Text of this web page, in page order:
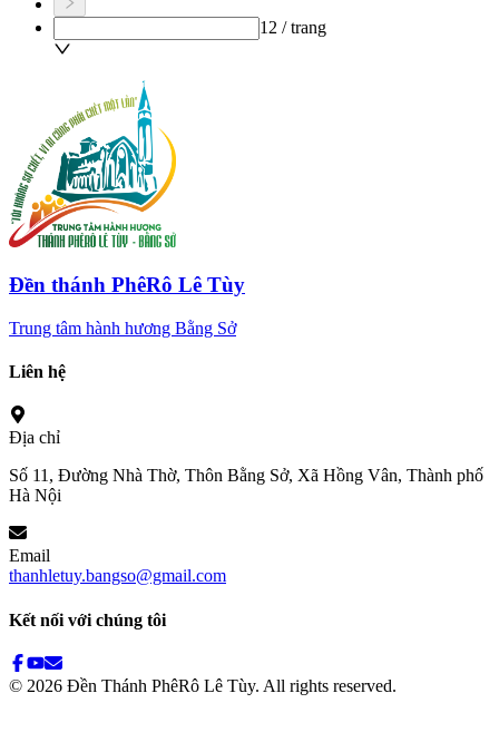
12 / trang
Đền thánh PhêRô Lê Tùy
Trung tâm hành hương Bằng Sở
Liên hệ
Địa chỉ
Số 11, Đường Nhà Thờ, Thôn Bằng Sở, Xã Hồng Vân, Thành phố
Hà Nội
Email
thanhletuy.bangso@gmail.com
Kết nối với chúng tôi
© 2026 Đền Thánh PhêRô Lê Tùy. All rights reserved.